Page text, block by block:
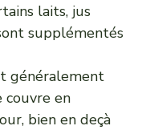
laits, jus
supplémentés
généralement
couvre en
bien en deçà